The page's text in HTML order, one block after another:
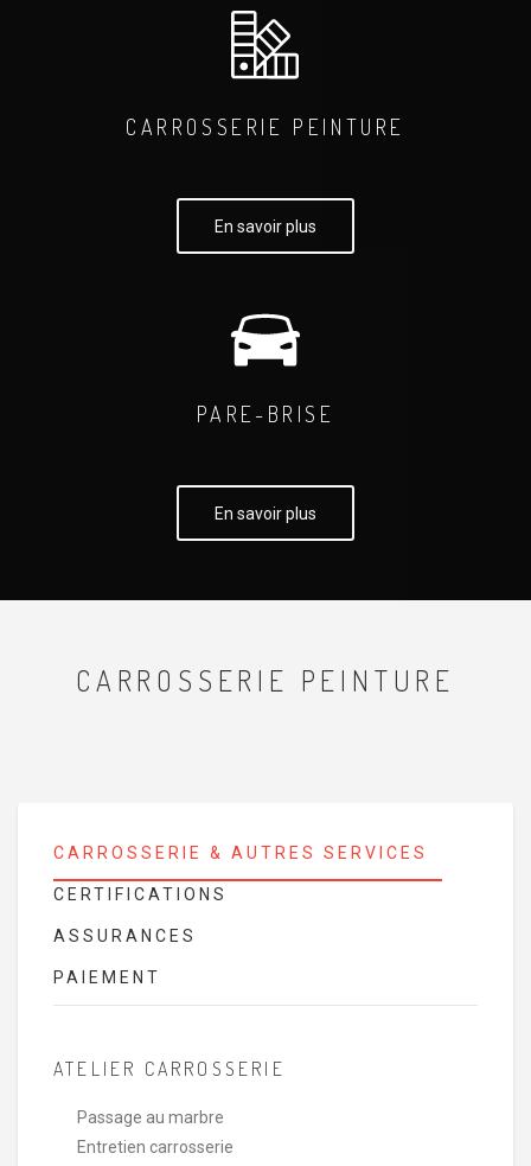
CARROSSERIE PEINTURE
En savoir plus
PARE-BRISE
En savoir plus
CARROSSERIE PEINTURE
CARROSSERIE & AUTRES SERVICES
CERTIFICATIONS
ASSURANCES
PAIEMENT
ATELIER CARROSSERIE
Passage au marbre
Entretien carrosserie